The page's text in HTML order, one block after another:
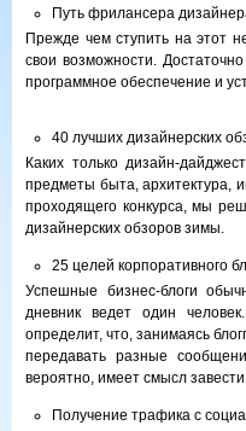
Путь фрилансера
Прежде чем ступить на этот
свои возможности.
программное обеспечение и
40 лучших дизайнерских
Каких только дизайн-
предметы быта, архитектура,
проходящего конкурса, мы
дизайнерских обзоров зимы.
25 целей корпоративного
Успешные бизнес-блоги
дневник ведет один
определит, что, занимаясь
передавать разные
вероятно, имеет смысл
Получение трафика с